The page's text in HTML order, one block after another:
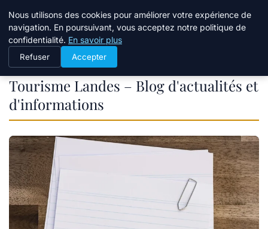
Tourisme Landes
Tourisme Landes – Blog d'actualités et
d'informations
Nous utilisons des cookies pour améliorer votre expérience de
navigation. En poursuivant, vous acceptez notre politique de
confidentialité. En savoir plus
Refuser Accepter